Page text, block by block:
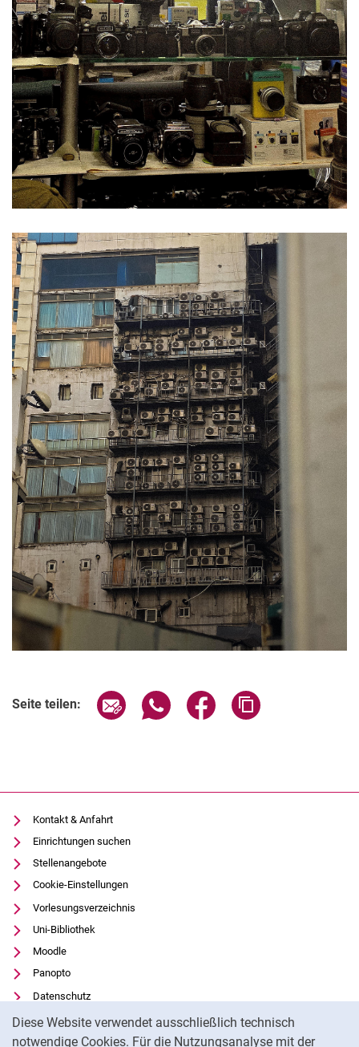
Diese Website verwendet ausschließlich technisch
notwendige Cookies. Für die Nutzungsanalyse mit der
Seite teilen: Seite über E-Mail teilen
Seite über WhatsApp teilen
Seite über Facebook
Kontakt & Anfahrt
Einrichtungen suchen
Stellenangebote
Cookie-Einstellungen
Vorlesungsverzeichnis
Uni-Bibliothek
Moodle
Panopto
Datenschutz
Barrierefreiheit
Transparenter KI-Einsatz